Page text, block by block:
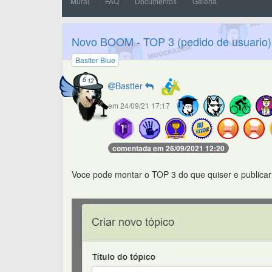
Novo BOOM - TOP 3 (pedido de usuario)
Bastter Blue
Bastter
em 24/09/21 17:17
comentada em 26/09/2021 12:20
Voce pode montar o TOP 3 do que quiser e publicar